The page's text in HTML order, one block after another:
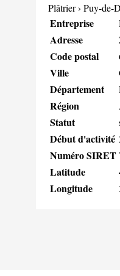
Plâtrier› Puy-de-
Entreprise
Adresse
Code postal
Ville
Département
Région
Statut
Début d'activité
Numéro SIRET
Latitude
Longitude